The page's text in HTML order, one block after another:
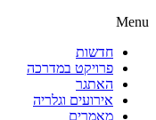
Menu
חדשות
פרויקט במדרכה
האתגר
אירועים וגלריה
מאמרים